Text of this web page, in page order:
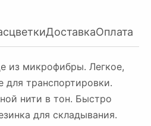
ДоставкаОплата
из микрофибры. Легкое,
для транспортировки.
нити в тон. Быстро
для складывания.